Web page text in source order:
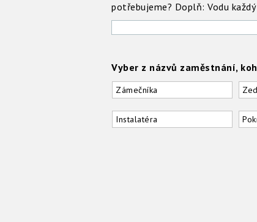
potřebujeme? Doplň: Vodu
Vyber z názvů zaměstnání,
Zámečníka
Instalatéra